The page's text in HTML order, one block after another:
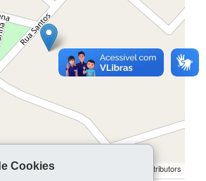
contributors | © contributors
Cookies